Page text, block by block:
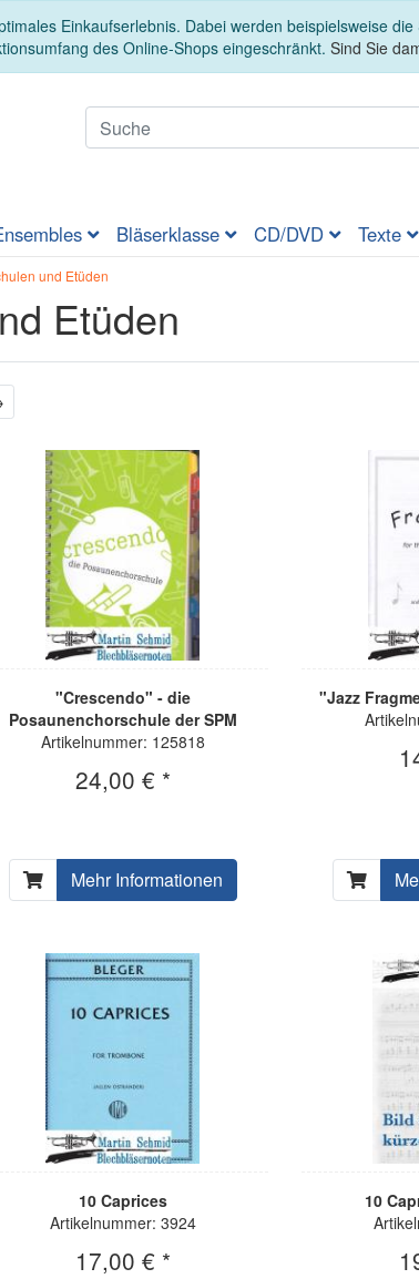
Einkaufserlebnis. Dabei werden beispielsweise
des Online-Shops eingeschränkt. Sind Sie
Bläserklasse CD/DVD Texte
und Etüden
Etüden
"Crescendo" - die
Posaunenchorschule der SPM
Artikelnummer: 125818
24,00 € *
Mehr Informationen
"Jazz
10 Caprices
Artikelnummer: 3924
17,00 € *
10